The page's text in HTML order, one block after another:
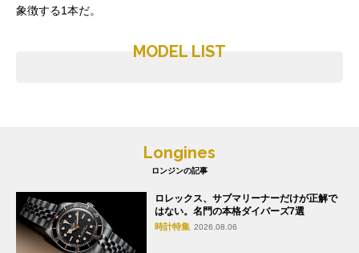
象徴する1本だ。
MODEL LIST
Longines
ロンジンの記事
ロレックス、サブマリーナーだけが正解で
はない。名門の本格ダイバーズ7選
時計特集 2026.08.06